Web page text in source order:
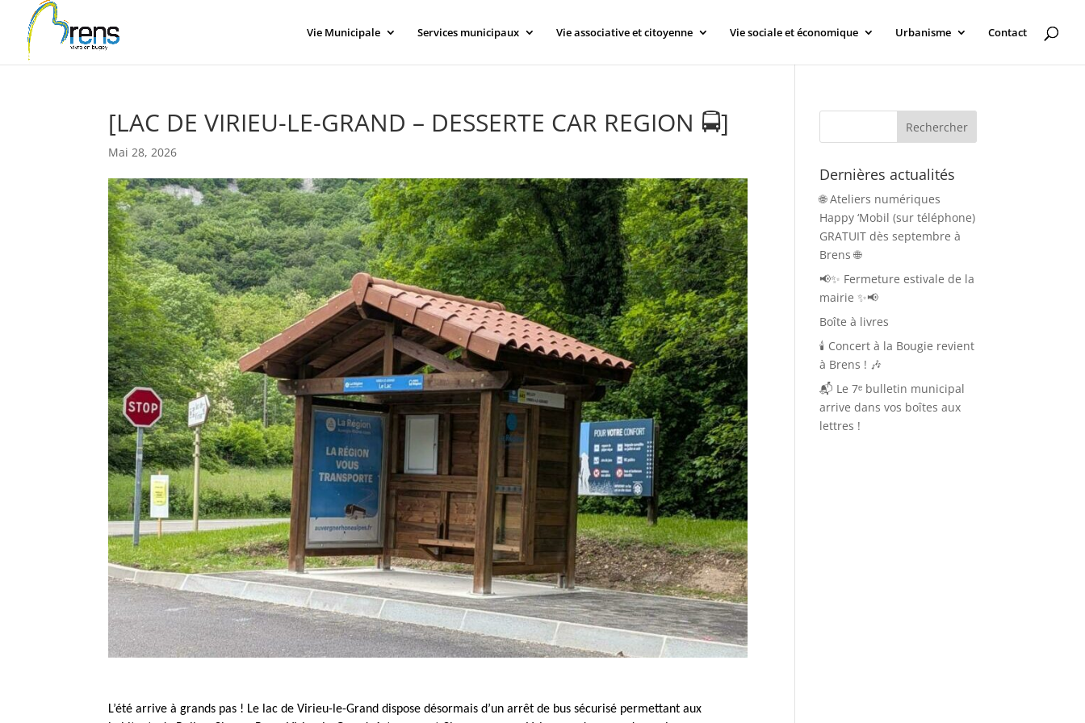
Vie Municipale Services municipaux Vie associative et citoyenne Vie sociale et économique Urbanisme Contact
[LAC DE VIRIEU-LE-GRAND – DESSERTE CAR REGION 🚍]
Mai 28, 2026
L’été arrive à grands pas ! Le lac de Virieu-le-Grand dispose désormais d’un arrêt de bus sécurisé permettant aux
Dernières actualités
🌐 Ateliers numériques
Happy ‘Mobil (sur téléphone)
GRATUIT dès septembre à
Brens 🌐
📢✨ Fermeture estivale de la
mairie ✨📢
Boîte à livres
🕯️ Concert à la Bougie revient
à Brens ! 🎶
📬 Le 7ᵉ bulletin municipal
arrive dans vos boîtes aux
lettres !
Panneau de gestion des cookies